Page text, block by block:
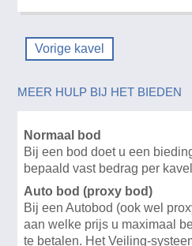
Vorige kavel
MEER HULP BIJ HET BIEDEN
Normaal bod
Bij een bod doet u een
bepaald vast bedrag per kavel
Auto bod (proxy bod)
Bij een Autobod (ook wel
aan welke prijs u maximaal
te betalen. Het Veiling-